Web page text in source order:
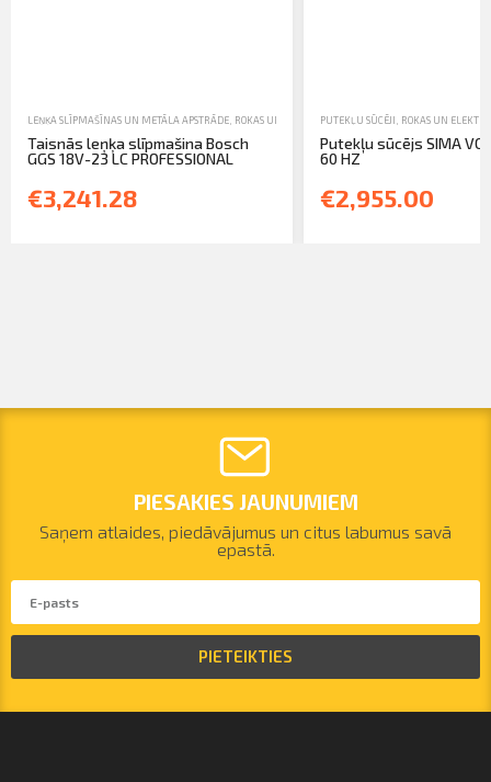
LEŅĶA SLĪPMAŠĪNAS UN METĀLA APSTRĀDE ROKAS UN ELEKTROINSTRUMENTI, TIRDZNIECĪBA
Taisnās leņķa slīpmašina Bosch
GGS 18V-23 LC PROFESSIONAL
€3,241.28
PUTEKĻU SŪCĒJI ROKAS UN
Putekļu sūcējs SIMA VC
60 HZ
€2,955.00
PIESAKIES JAUNUMIEM
Saņem atlaides, piedāvājumus un citus labumus savā
epastā.
PIETEIKTIES